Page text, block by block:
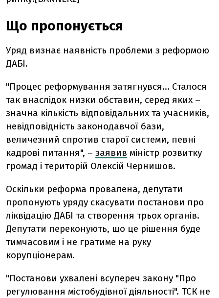
Що пропонується
Уряд визнає наявність проблеми з реформою
ДАБІ.
"Процес реформування затягнувся… Сталося
так внаслідок низки обставин, серед яких –
значна кількість відповідальних та учасників,
невідповідність законодавчої бази,
величезний спротив старої системи, певні
кадрові питання", – заявив міністр розвитку
громад і територій Олексій Чернишов.
Оскільки реформа провалена, депутати
пропонують уряду скасувати постанови про
ліквідацію ДАБІ та створення трьох органів.
Депутати переконують, що це рішення буде
тимчасовим і не гратиме на руку
корупціонерам.
"Постанови ухвалені всупереч закону "Про
регулювання містобудівної діяльності". ТСК не